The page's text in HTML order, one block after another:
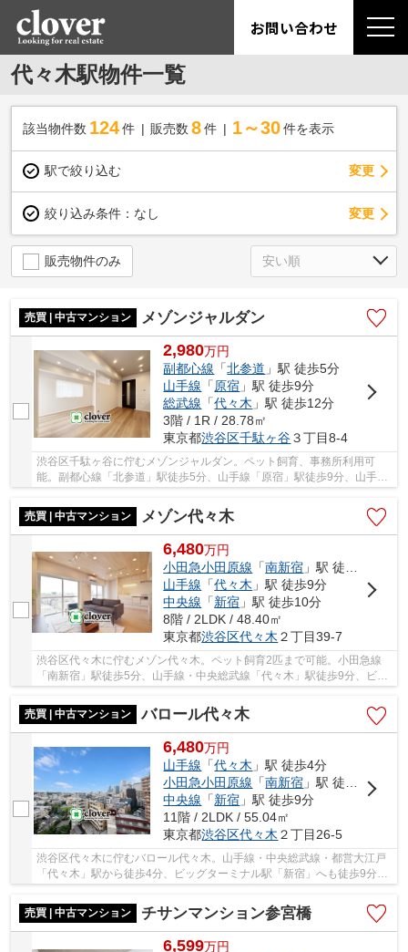
お問い合わせ
代々木駅物件一覧
該当物件数 124件 販売数 8 件 1～30 件を表示
駅で絞り込む 変更
絞り込み条件： なし 変更
販売物件のみ
売買 | 中古マンション メゾンジャルダン
2,980万円
副都心線 「北参道 」駅 徒歩5分
山手線 「 原宿 」駅 徒歩9分
総武線 「代々木 」駅 徒歩12分
3階 / 1R / 28.78㎡
東京都渋谷区千駄ヶ谷３丁目8-4
渋谷区千駄ヶ谷に佇むメゾンジャルダン。ペット飼育、事務所利用可
能。副都心線「北参道」駅徒歩5分、山手線「原宿」駅徒歩9分、山手
線・総武中央線「代々木」駅徒歩12分。周辺には買...
売買 | 中古マンション
メゾン代々木
6,480万円
小田急小田原線 「南新宿 」駅 徒歩5分
山手線 「代々木 」駅 徒歩9分
中央線 「新宿 」駅 徒歩10分
8階 / 2LDK / 48.40㎡
東京都渋谷区代々木 ２丁目39-7
渋谷区代々木に佇むメゾン代々木。ペット飼育2匹まで可能。小田急線
「南新宿」駅徒歩5分、山手線・中央総武線「代々木」駅徒歩9分、ビッ
グターミナル駅「新宿」駅10分。周辺には買い物...
売買 | 中古マンション
バロール代々木
6,480万円
山手線 「代々木 」駅 徒歩4分
小田急小田原線 「南新宿 」駅 徒歩2分
中央線 「新宿 」駅 徒歩9分
11階 / 2LDK / 55.04㎡
東京都渋谷区代々木 ２丁目26-5
渋谷区代々木に佇むバロール代々木。山手線・中央総武線・都営大江戸
「代々木」駅から徒歩4分、ビッグターミナル駅「新宿」へも徒歩9分。
売買 | 中古マンション
チサンマンション参宮橋
6,599万円